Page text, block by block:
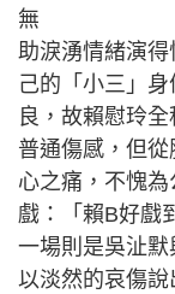
無
助淚湧情緒演得
己的「小三」
良，故賴慰玲
普通傷感，但
心之痛，不愧
戲：「賴B好戲
一場則是吳沚
以淡然的哀傷說